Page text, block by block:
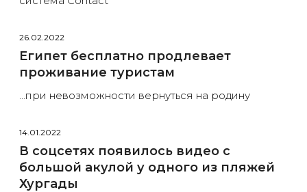
26.02.2022
Египет бесплатно продлевает
проживание туристам
…при невозможности вернуться на родину
14.01.2022
В соцсетях появилось видео с
большой акулой у одного из пляжей
Хургады